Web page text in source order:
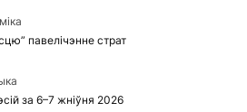
павелічэнне страт
за 6–7 жніўня 2026